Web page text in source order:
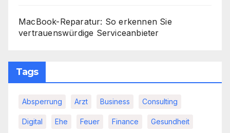
MacBook-Reparatur: So erkennen Sie
vertrauenswürdige Serviceanbieter
Tags
Absperrung Arzt Business Consulting
Digital Ehe Feuer Finance Gesundheit